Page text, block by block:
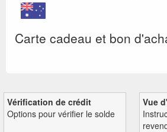
Carte cadeau et bon
Vérification de crédit
Options pour vérifier le solde
Vue